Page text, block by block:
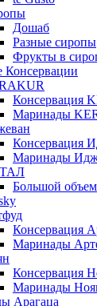
Дошаб
Разные сиропы
Фрукты в
Консервация
Маринады
Консервация
Маринады
Большой объем
Консервация
Маринады
Консервация
Маринады
Арагаца